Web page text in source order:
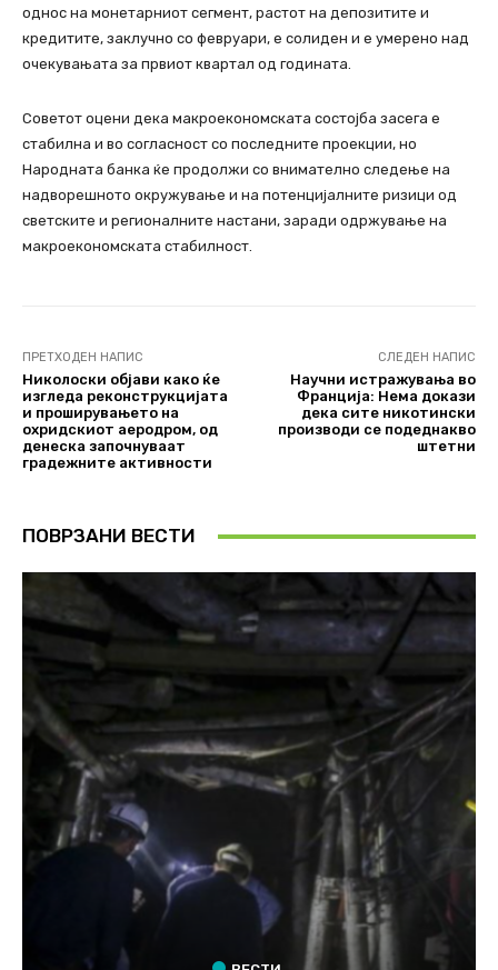
однос на монетарниот сегмент, растот на депозитите и
кредитите, заклучно со февруари, е солиден и е умерено над
очекувањата за првиот квартал од годината.
Советот оцени дека макроекономската состојба засега е
стабилна и во согласност со последните проекции, но
Народната банка ќе продолжи со внимателно следење на
надворешното окружување и на потенцијалните ризици од
светските и регионалните настани, заради одржување на
макроекономската стабилност.
ПРЕТХОДЕН НАПИС
Николоски објави како ќе
изгледа реконструкцијата
и проширувањето на
охридскиот аеродром, од
денеска започнуваат
градежните активности
СЛЕДЕН НАПИС
Научни истражувања во
Франција: Нема докази
дека сите никотински
производи се подеднакво
штетни
ПОВРЗАНИ ВЕСТИ